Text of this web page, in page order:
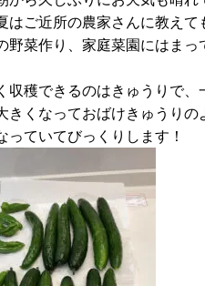
はご近所の農家さんに教えて
野菜作り、家庭菜園にはまっ
収穫できるのはきゅうりで
きくなっておばけきゅうりの
っていてびっくりします！